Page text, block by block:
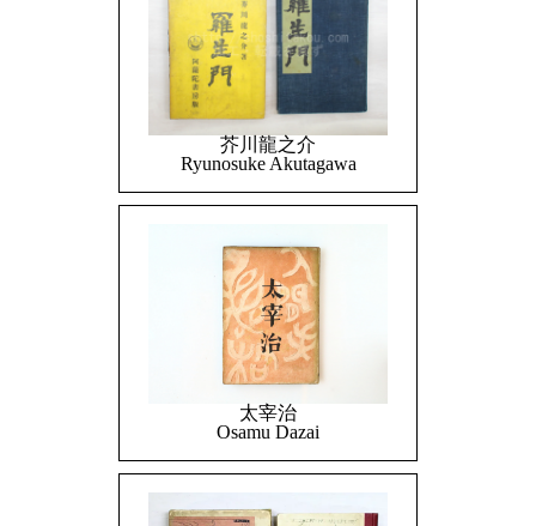
芥川龍之介
Ryunosuke Akutagawa
太宰治
Osamu Dazai